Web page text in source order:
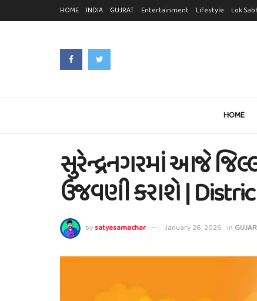
HOME INDIA GUJRAT Entertainment Lifestyle Lok
HOME
સુરેન્દ્રનગરમાં આજે
ઉજવણી કરાશે |
bysatyasamachar January 26, 2026 in